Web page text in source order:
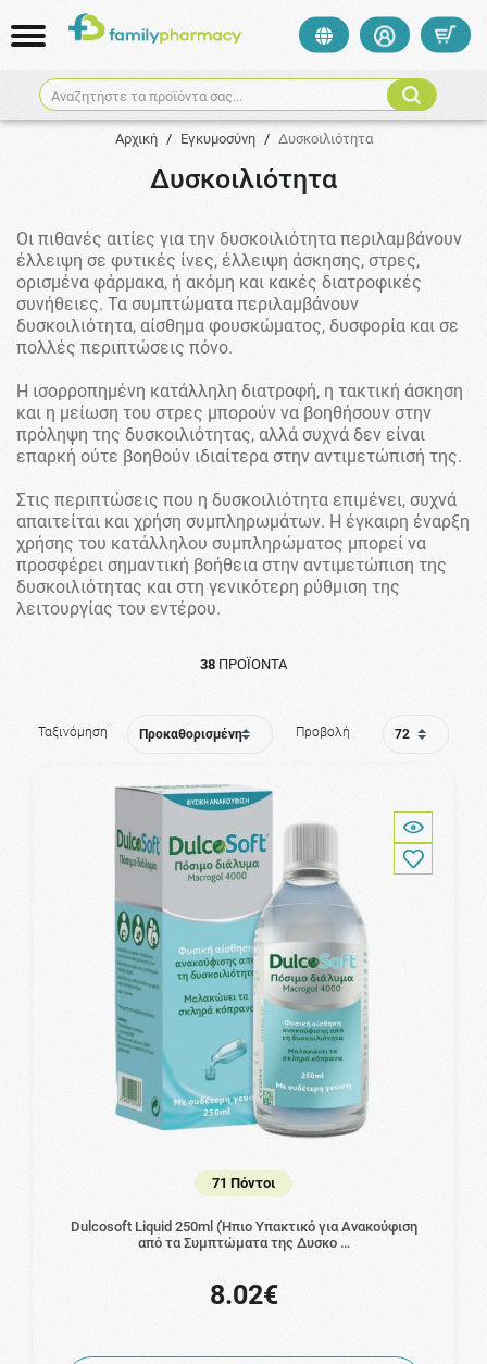
Αναζητήστε τα προϊόντα σας...
Αρχική / Εγκυμοσύνη / Δυσκοιλιότητα
Δυσκοιλιότητα
Οι πιθανές αιτίες για την δυσκοιλιότητα περιλαμβάνουν
έλλειψη σε φυτικές ίνες, έλλειψη άσκησης, στρες,
ορισμένα φάρμακα, ή ακόμη και κακές διατροφικές
συνήθειες. Τα συμπτώματα περιλαμβάνουν
δυσκοιλιότητα, αίσθημα φουσκώματος, δυσφορία και σε
πολλές περιπτώσεις πόνο.
Η ισορροπημένη κατάλληλη διατροφή, η τακτική άσκηση
και η μείωση του στρες μπορούν να βοηθήσουν στην
πρόληψη της δυσκοιλιότητας, αλλά συχνά δεν είναι
επαρκή ούτε βοηθούν ιδιαίτερα στην αντιμετώπισή της.
Στις περιπτώσεις που η δυσκοιλιότητα επιμένει, συχνά
απαιτείται και χρήση συμπληρωμάτων. Η έγκαιρη έναρξη
χρήσης του κατάλληλου συμπληρώματος μπορεί να
προσφέρει σημαντική βοήθεια στην αντιμετώπιση της
δυσκοιλιότητας και στη γενικότερη ρύθμιση της
λειτουργίας του εντέρου.
38 ΠΡΟΪΌΝΤΑ
Ταξινόμηση Προβολή
71 Πόντοι
Dulcosoft Liquid 250ml (Ήπιο Υπακτικό για Ανακούφιση
από τα Συμπτώματα της Δυσκο …
8.02€